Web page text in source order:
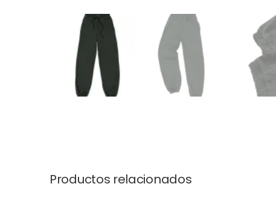
Productos relacionados